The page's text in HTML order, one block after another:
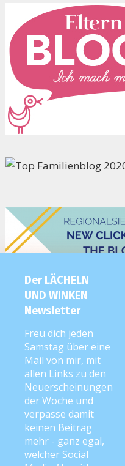
Der LÄCHELN
UND WINKEN
Newsletter
Freu dich jeden
Samstag über eine
Mail von mir, mit
allen Links zu den
Neuerscheinungen
der Woche und
verpasse damit
keinen Beitrag
mehr - ganz egal,
welcher Social